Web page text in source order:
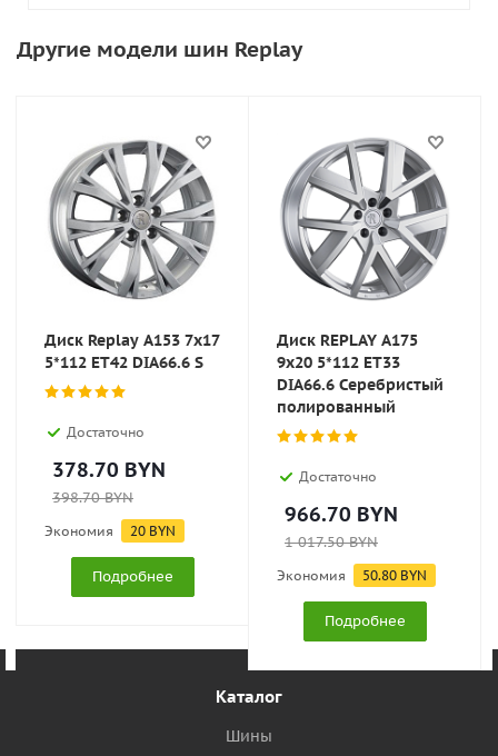
Другие модели шин Replay
Диск Replay A153 7x17
5*112 ET42 DIA66.6 S
Достаточно
378.70 BYN
398.70BYN
Экономия 20 BYN
Подробнее
Диск REPLAY A175
9x20 5*112 ET33
DIA66.6 Серебристый
полированный
Достаточно
966.70 BYN
1 017.50BYN
Экономия 50.80 BYN
Подробнее
Каталог
Шины